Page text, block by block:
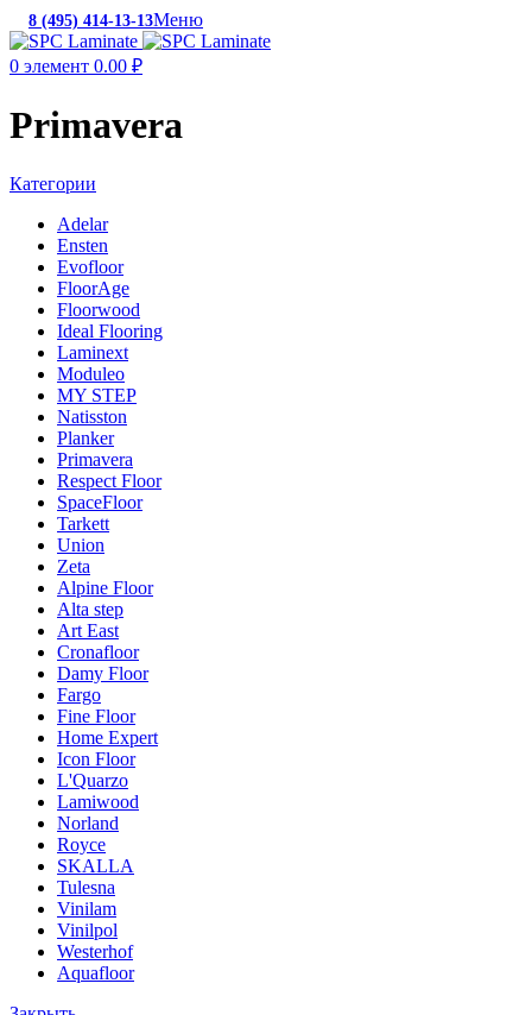
8 (495) 414-13-13Меню
0 элемент 0.00 ₽
Primavera
Категории
Adelar
Ensten
Evofloor
FloorAge
Floorwood
Ideal Flooring
Laminext
Moduleo
MY STEP
Natisston
Planker
Primavera
Respect Floor
SpaceFloor
Tarkett
Union
Zeta
Alpine Floor
Alta step
Art East
Cronafloor
Damy Floor
Fargo
Fine Floor
Home Expert
Icon Floor
L'Quarzo
Lamiwood
Norland
Royce
SKALLA
Tulesna
Vinilam
Vinilpol
Westerhof
Aquafloor